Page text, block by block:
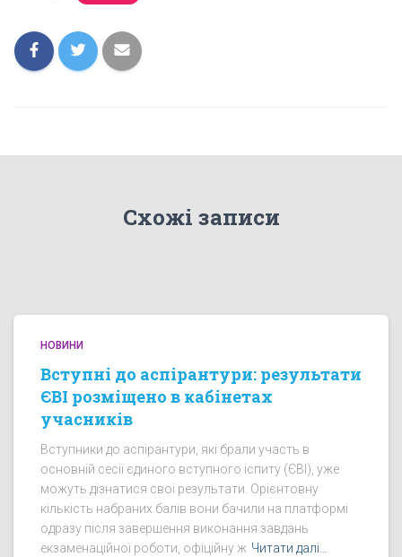
Схожі записи
НОВИНИ
Вступні до аспірантури: результати
ЄВІ розміщено в кабінетах
учасників
Вступники до аспірантури, які брали участь в
основній сесії єдиного вступного іспиту (ЄВІ), уже
можуть дізнатися свої результати. Орієнтовну
кількість набраних балів вони бачили на платформі
одразу після завершення виконання завдань
екзаменаційної роботи, офіційну ж Читати далі…